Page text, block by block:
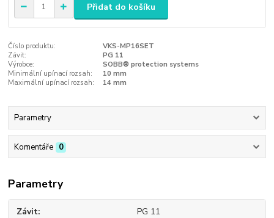
Přidat do košíku
Číslo produktu:
VKS-MP16SET
Závit:
PG 11
Výrobce:
SOBB® protection systems
Minimální upínací rozsah:
10 mm
Maximální upínací rozsah:
14 mm
Parametry
Komentáře 0
Parametry
Závit PG 11